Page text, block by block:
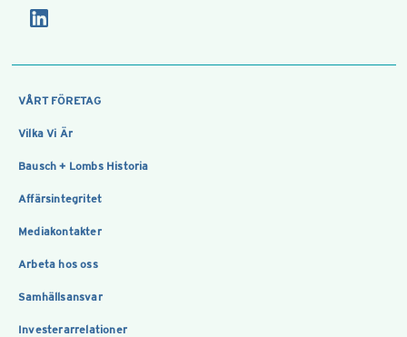
VÅRT FÖRETAG
Vilka Vi Är
Bausch + Lombs Historia
Affärsintegritet
Mediakontakter
Arbeta hos oss
Samhällsansvar
Investerarrelationer